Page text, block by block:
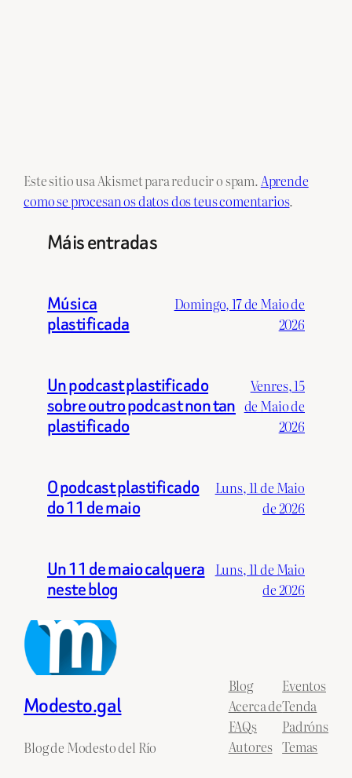
Este sitio usa Akismet para reducir o spam.Aprende
como se procesan os datos dos teus comentarios.
Máis entradas
Música
plastificada
Domingo, 17 de Maio de
2026
Un podcast plastificado
sobre outro podcast non tan
plastificado
Venres, 15
de Maio de
2026
O podcast plastificado
do 11 de maio
Luns, 11 de Maio
de 2026
Un 11 de maio calquera
neste blog
Luns, 11 de Maio
de 2026
Modesto.gal
Blog de Modesto del Río
Blog
Acerca de
FAQs
Autores
Eventos
Tenda
Padróns
Temas